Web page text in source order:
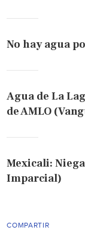
No hay agua
Agua de La
de AMLO
Mexicali:
Imparcial)
COMPARTIR